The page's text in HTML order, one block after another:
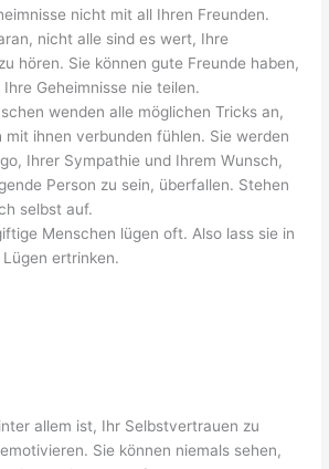
nicht mit all Ihren Freunden.
nicht alle sind es wert, Ihre
hören. Sie können gute Freunde haben,
Geheimnisse nie teilen.
wenden alle möglichen Tricks an,
mit ihnen verbunden fühlen. Sie werden
Ihrer Sympathie und Ihrem Wunsch,
Person zu sein, überfallen. Stehen
selbst auf.
Menschen lügen oft. Also lass sie in
ertrinken.
allem ist, Ihr Selbstvertrauen zu
Sie können niemals sehen,